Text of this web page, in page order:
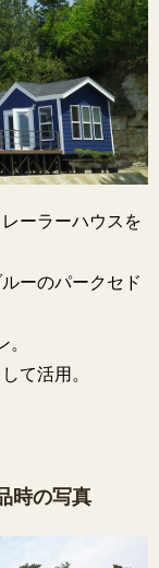
ーラーハウスを
ーのパークセド
て活用。
時の写真